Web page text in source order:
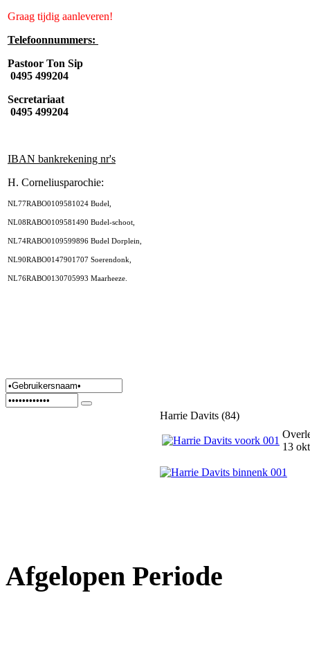
Graag tijdig aanleveren!
Telefoonnummers:
Pastoor Ton Sip
0495 499204
Secretariaat
0495 499204
IBAN bankrekening nr's
H. Corneliusparochie:
NL77RABO0109581024 Budel,
NL08RABO0109581490 Budel-schoot,
NL74RABO0109599896 Budel Dorplein,
NL90RABO0147901707 Soerendonk,
NL76RABO0130705993 Maarheeze.
Harrie Davits (84)
13
Afgelopen Periode